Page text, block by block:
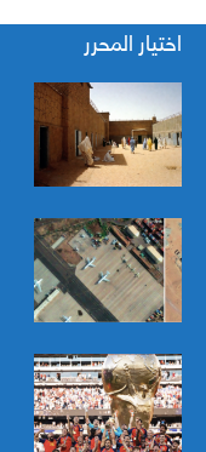
اختيار المحرر